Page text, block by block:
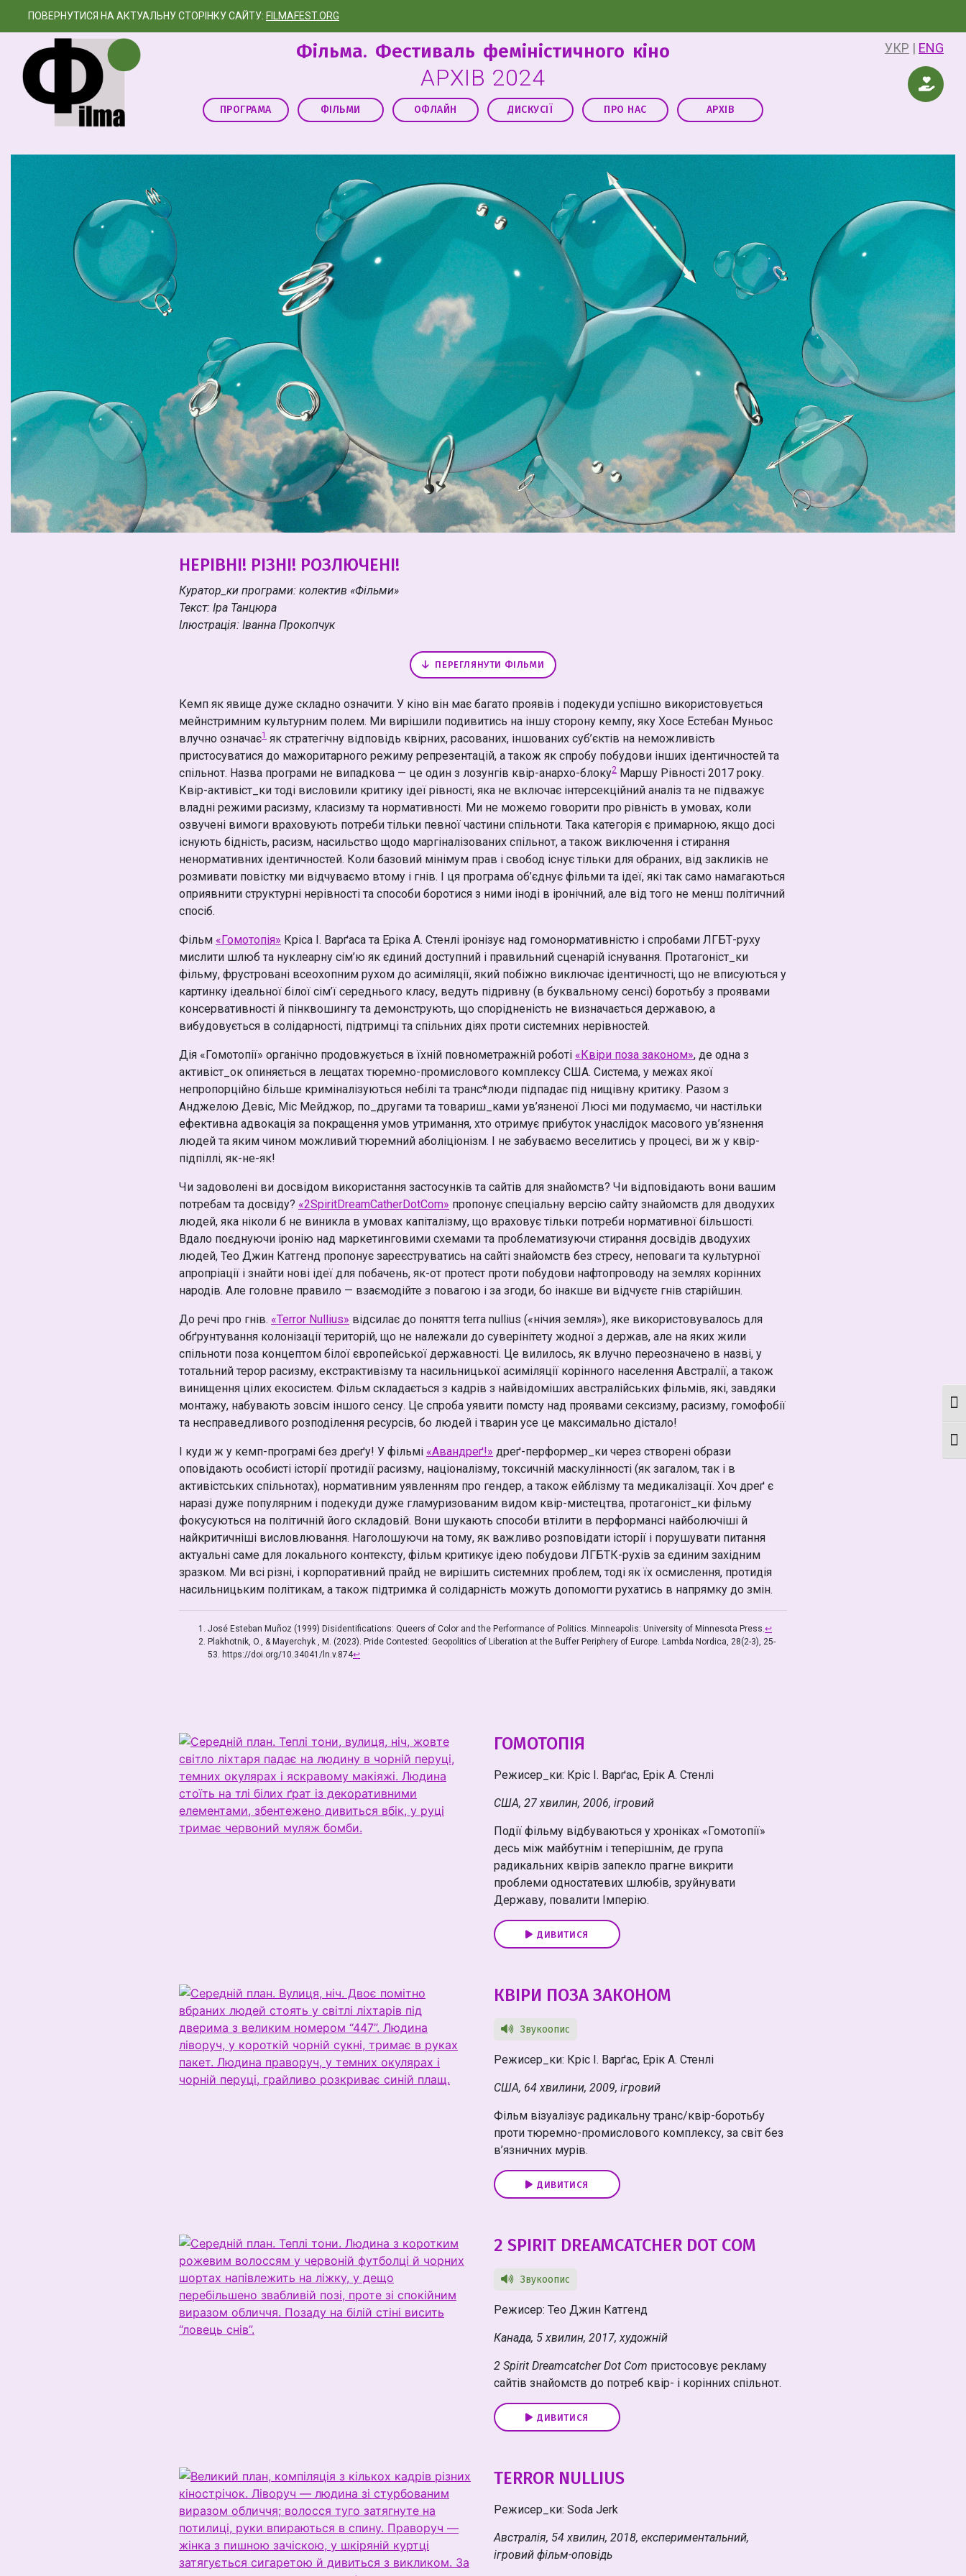
ПОВЕРНУТИСЯ НА АКТУАЛЬНУ СТОРІНКУ САЙТУ: FILMAFEST.ORG
Фільма. Фестиваль феміністичного кіно
АРХІВ 2024
ПРОГРАМА ФІЛЬМИ ОФЛАЙН ДИСКУСІЇ ПРО НАС АРХІВ
УКР ENG
НЕРІВНІ! РІЗНІ! РОЗЛЮЧЕНІ!
Куратор_ки програми: колектив «Фільми»
Текст: Іра Танцюра
Ілюстрація: Іванна Прокопчук
ПЕРЕГЛЯНУТИ ФІЛЬМИ
Кемп як явище дуже складно означити. У кіно він має багато проявів і подекуди успішно використовується
мейнстримним культурним полем. Ми вирішили подивитись на іншу сторону кемпу, яку Хосе Естебан Муньос
влучно означає1 як стратегічну відповідь квірних, расованих, іншованих суб’єктів на неможливість
пристосуватися до мажоритарного режиму репрезентацій, а також як спробу побудови інших ідентичностей та
спільнот. Назва програми не випадкова — це один з лозунгів квір-анархо-блоку2 Маршу Рівності 2017 року.
Квір-активіст_ки тоді висловили критику ідеї рівності, яка не включає інтерсекційний аналіз та не підважує
владні режими расизму, класизму та нормативності. Ми не можемо говорити про рівність в умовах, коли
озвучені вимоги враховують потреби тільки певної частини спільноти. Така категорія є примарною, якщо досі
існують бідність, расизм, насильство щодо маргіналізованих спільнот, а також виключення і стирання
ненормативних ідентичностей. Коли базовий мінімум прав і свобод існує тільки для обраних, від закликів не
розмивати повістку ми відчуваємо втому і гнів. І ця програма об’єднує фільми та ідеї, які так само намагаються
оприявнити структурні нерівності та способи боротися з ними іноді в іронічний, але від того не менш політичний
спосіб.
Фільм «Гомотопія» Кріса І. Варґаса та Еріка А. Стенлі іронізує над гомонормативністю і спробами ЛГБТ-руху
мислити шлюб та нуклеарну сім’ю як єдиний доступний і правильний сценарій існування. Протагоніст_ки
фільму, фрустровані всеохопним рухом до асиміляції, який побіжно виключає ідентичності, що не вписуються у
картинку ідеальної білої сім’ї середнього класу, ведуть підривну (в буквальному сенсі) боротьбу з проявами
консервативності й пінквошингу та демонструють, що спорідненість не визначається державою, а
вибудовується в солідарності, підтримці та спільних діях проти системних нерівностей.
Дія «Гомотопії» органічно продовжується в їхній повнометражній роботі «Квіри поза законом», де одна з
активіст_ок опиняється в лещатах тюремно-промислового комплексу США. Система, у межах якої
непропорційно більше криміналізуються небілі та транс*люди підпадає під нищівну критику. Разом з
Анджелою Девіс, Міс Мейджор, по_другами та товариш_ками ув’язненої Люсі ми подумаємо, чи настільки
ефективна адвокація за покращення умов утримання, хто отримує прибуток унаслідок масового ув’язнення
людей та яким чином можливий тюремний аболіціонізм. І не забуваємо веселитись у процесі, ви ж у квір-
підпіллі, як-не-як!
Чи задоволені ви досвідом використання застосунків та сайтів для знайомств? Чи відповідають вони вашим
потребам та досвіду? «2SpiritDreamCatherDotCom» пропонує спеціальну версію сайту знайомств для дводухих
людей, яка ніколи б не виникла в умовах капіталізму, що враховує тільки потреби нормативної більшості.
Вдало поєднуючи іронію над маркетинговими схемами та проблематизуючи стирання досвідів дводухих
людей, Тео Джин Катгенд пропонує зареєструватись на сайті знайомств без стресу, неповаги та культурної
апропріації і знайти нові ідеї для побачень, як-от протест проти побудови нафтопроводу на землях корінних
народів. Але головне правило — взаємодійте з повагою і за згоди, бо інакше ви відчуєте гнів старійшин.
До речі про гнів. «Terror Nullius» відсилає до поняття terra nullius («нічия земля»), яке використовувалось для
обґрунтування колонізації територій, що не належали до суверінітету жодної з держав, але на яких жили
спільноти поза концептом білої європейської державності. Це вилилось, як влучно переозначено в назві, у
тотальний терор расизму, екстрактивізму та насильницької асиміляції корінного населення Австралії, а також
винищення цілих екосистем. Фільм складається з кадрів з найвідоміших австралійських фільмів, які, завдяки
монтажу, набувають зовсім іншого сенсу. Це спроба уявити помсту над проявами сексизму, расизму, гомофобії
та несправедливого розподілення ресурсів, бо людей і тварин усе це максимально дістало!
І куди ж у кемп-програмі без дреґу! У фільмі «Aвандреґ!» дреґ-перформер_ки через створені образи
оповідають особисті історії протидії расизму, націоналізму, токсичній маскулінності (як загалом, так і в
активістських спільнотах), нормативним уявленням про гендер, а також ейблізму та медикалізації. Хоч дреґ є
наразі дуже популярним і подекуди дуже гламуризованим видом квір-мистецтва, протагоніст_ки фільму
фокусуються на політичній його складовій. Вони шукають способи втілити в перформансі найболючіші й
найкритичніші висловлювання. Наголошуючи на тому, як важливо розповідати історії і порушувати питання
актуальні саме для локального контексту, фільм критикує ідею побудови ЛГБТК-рухів за єдиним західним
зразком. Ми всі різні, і корпоративний прайд не вирішить системних проблем, тоді як їх осмислення, протидія
насильницьким політикам, а також підтримка й солідарність можуть допомогти рухатись в напрямку до змін.
José Esteban Muñoz (1999) Disidentifications: Queers of Color and the Performance of Politics. Minneapolis: University of Minnesota Press. ↩
Plakhotnik, O., & Mayerchyk , M. (2023). Pride Contested: Geopolitics of Liberation at the Buffer Periphery of Europe. Lambda Nordica, 28(2-3), 25-
53. https://doi.org/10.34041/ln.v.874↩
ГОМОТОПІЯ
Режисер_ки: Кріс І. Варґас, Ерік А. Стенлі
США, 27 хвилин, 2006, ігровий
Події фільму відбуваються у хроніках «Гомотопії»
десь між майбутнім і теперішнім, де група
радикальних квірів запекло прагне викрити
проблеми одностатевих шлюбів, зруйнувати
Державу, повалити Імперію.
ДИВИТИСЯ
КВІРИ ПОЗА ЗАКОНОМ
Звукоопис
Режисер_ки: Кріс І. Варґас, Ерік А. Стенлі
США, 64 хвилини, 2009, ігровий
Фільм візуалізує радикальну транс/квір-боротьбу
проти тюремно-промислового комплексу, за світ без
в’язничних мурів.
ДИВИТИСЯ
2 SPIRIT DREAMCATCHER DOT COM
Звукоопис
Режисер: Тео Джин Катгенд
Канада, 5 хвилин, 2017, художній
2 Spirit Dreamcatcher Dot Com пристосовує рекламу
сайтів знайомств до потреб квір- і корінних спільнот.
ДИВИТИСЯ
TERROR NULLIUS
Режисер_ки: Soda Jerk
Австралія, 54 хвилин, 2018, експериментальний,
ігровий фільм-оповідь